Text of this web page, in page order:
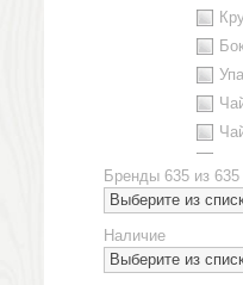
Бренды 635 из 635
Выберите из
Наличие
Выберите из